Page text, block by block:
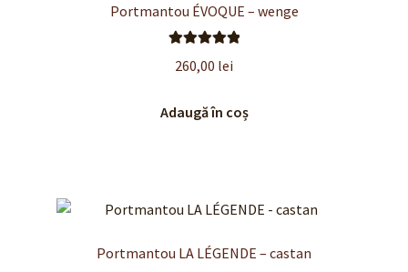
Portmantou ÉVOQUE – wenge
5.00
260,00 lei
Adaugă în coș
Portmantou LA LÉGENDE – castan